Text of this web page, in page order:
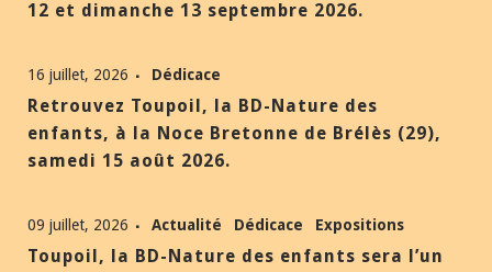
12 et dimanche 13 septembre 2026.
16 juillet, 2026 Dédicace
Retrouvez Toupoil, la BD-Nature des
enfants, à la Noce Bretonne de Brélès (29),
samedi 15 août 2026.
09 juillet, 2026 Actualité Dédicace Expositions
Toupoil, la BD-Nature des enfants sera l’un